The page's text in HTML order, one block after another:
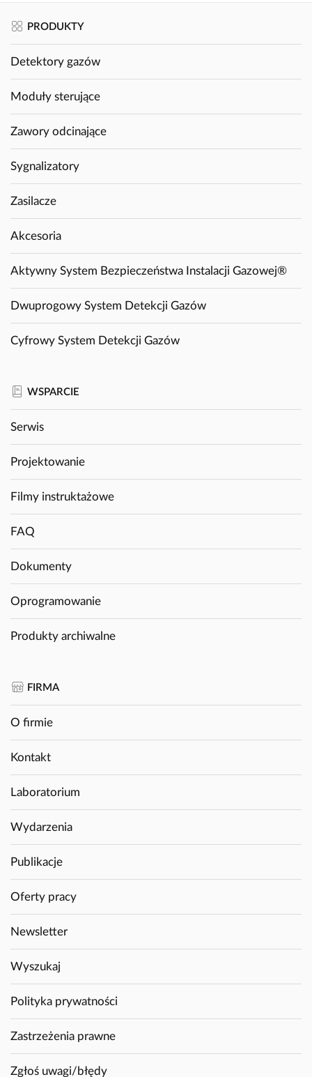
PRODUKTY
Detektory gazów
Moduły sterujące
Zawory odcinające
Sygnalizatory
Zasilacze
Akcesoria
Aktywny System Bezpieczeństwa Instalacji Gazowej®
Dwuprogowy System Detekcji Gazów
Cyfrowy System Detekcji Gazów
WSPARCIE
Serwis
Projektowanie
Filmy instruktażowe
FAQ
Dokumenty
Oprogramowanie
Produkty archiwalne
FIRMA
O firmie
Kontakt
Laboratorium
Wydarzenia
Publikacje
Oferty pracy
Newsletter
Wyszukaj
Polityka prywatności
Zastrzeżenia prawne
Zgłoś uwagi/błędy